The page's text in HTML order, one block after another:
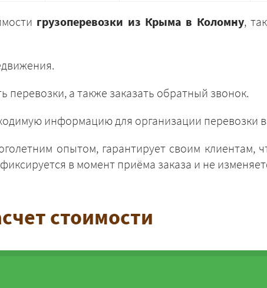
грузоперевозки из Крыма в Коломну,
а также заказать обратный звонок.
информацию для организации перевозки
опытом, гарантирует своим клиентам,
в момент приёма заказа и не
стоимости